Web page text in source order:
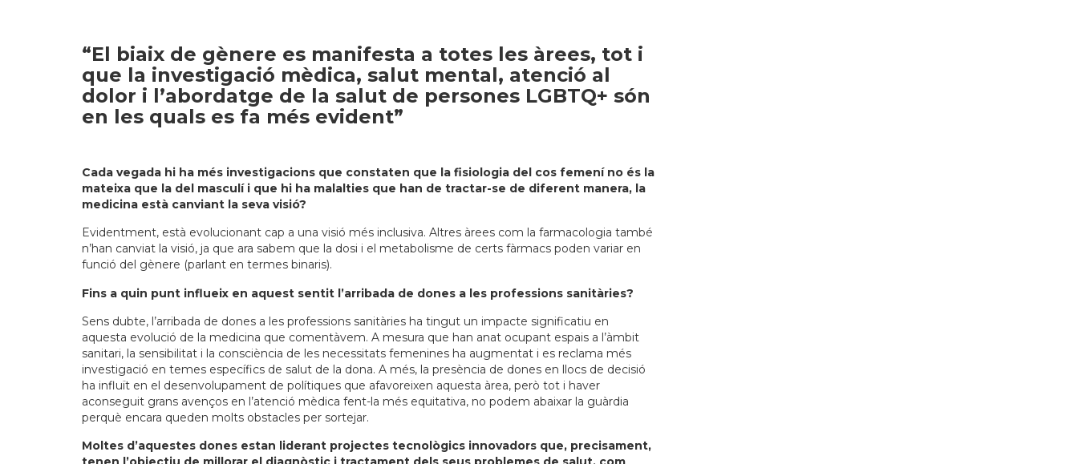
“El biaix de gènere es manifesta a totes les àrees, tot i
que la investigació mèdica, salut mental, atenció al
dolor i l’abordatge de la salut de persones LGBTQ+ són
en les quals es fa més evident”
Cada vegada hi ha més investigacions que constaten que la fisiologia del cos femení no és la
mateixa que la del masculí i que hi ha malalties que han de tractar-se de diferent manera, la
medicina està canviant la seva visió?
Evidentment, està evolucionant cap a una visió més inclusiva. Altres àrees com la farmacologia també
n’han canviat la visió, ja que ara sabem que la dosi i el metabolisme de certs fàrmacs poden variar en
funció del gènere (parlant en termes binaris).
Fins a quin punt influeix en aquest sentit l’arribada de dones a les professions sanitàries?
Sens dubte, l’arribada de dones a les professions sanitàries ha tingut un impacte significatiu en
aquesta evolució de la medicina que comentàvem. A mesura que han anat ocupant espais a l’àmbit
sanitari, la sensibilitat i la consciència de les necessitats femenines ha augmentat i es reclama més
investigació en temes específics de salut de la dona. A més, la presència de dones en llocs de decisió
ha influït en el desenvolupament de polítiques que afavoreixen aquesta àrea, però tot i haver
aconseguit grans avenços en l’atenció mèdica fent-la més equitativa, no podem abaixar la guàrdia
perquè encara queden molts obstacles per sortejar.
Moltes d’aquestes dones estan liderant projectes tecnològics innovadors que, precisament,